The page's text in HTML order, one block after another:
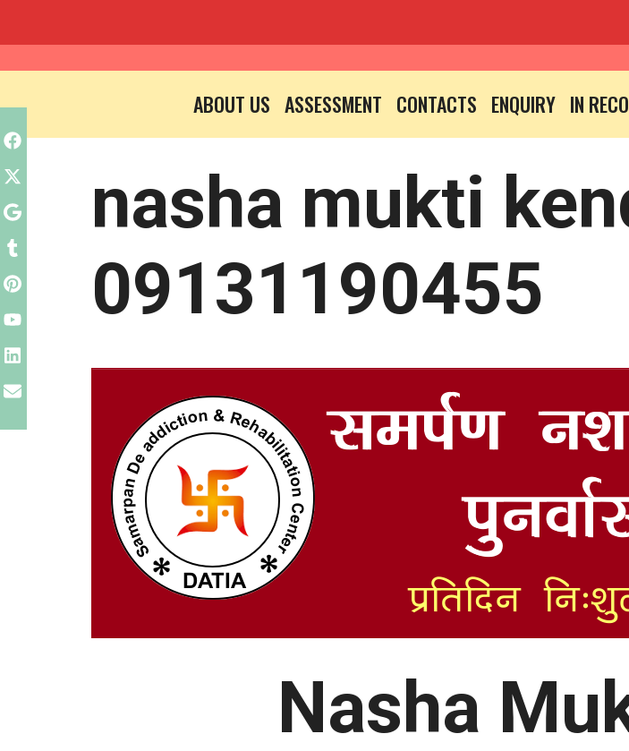
content
ABOUT US ASSESSMENT CONTACTS ENQUIRY IN
nasha mukti
09131190455
Nasha